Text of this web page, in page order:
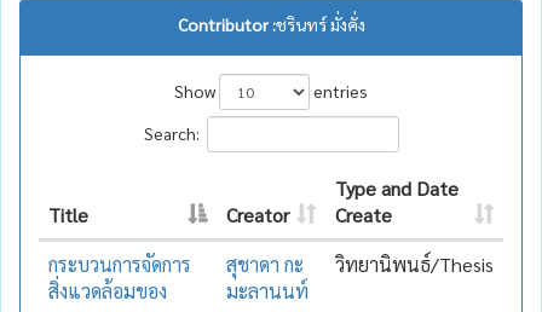
Contributor :ชรินทร์ มั่งคั่ง
Show
entries
Search:
Title Creator
Type and Date
Create
กระบวนการจัดการ
สิ่งแวดล้อมของ
สุชาดา กะ
มะลานนท์
วิทยานิพนธ์/Thesis